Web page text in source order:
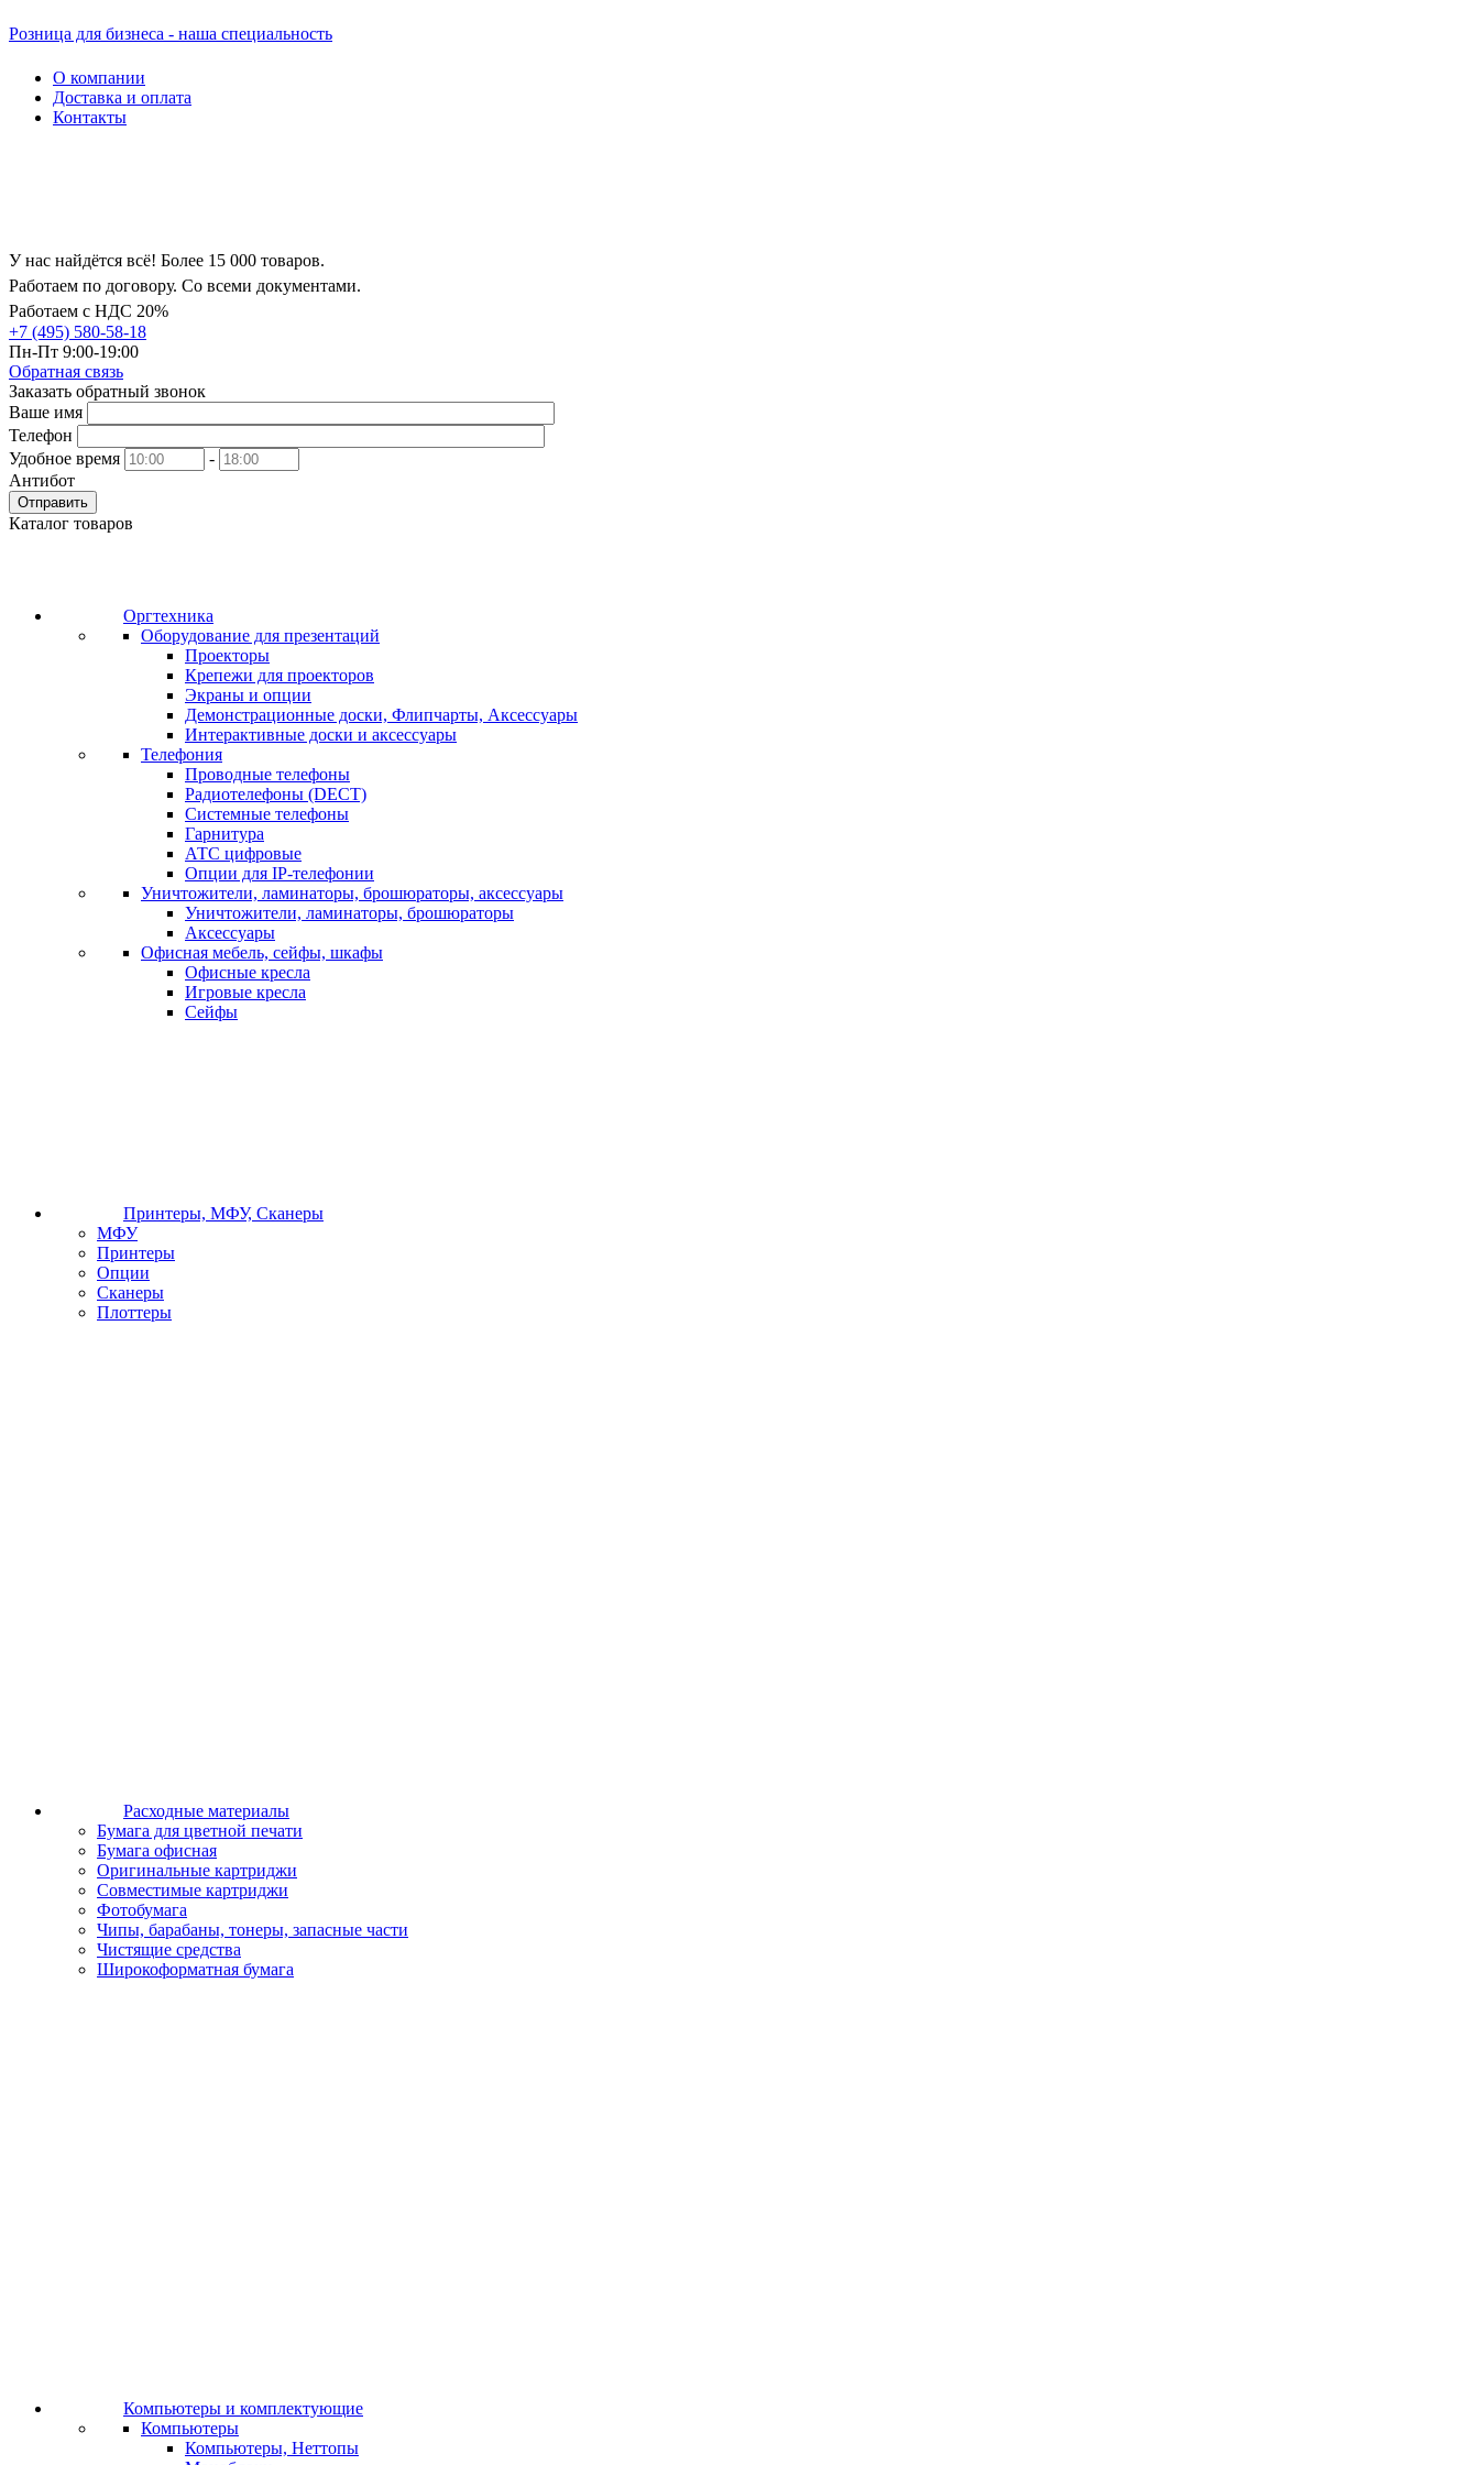
Розница для бизнеса - наша специальность
О компании
Доставка и оплата
Контакты
У нас найдётся всё! Более 15 000 товаров.
Работаем по договору. Со всеми документами.
Работаем с НДС 20%
+7 (495) 580-58-18
Пн-Пт 9:00-19:00
Обратная связь
Заказать обратный звонок
Ваше имя
Телефон
Удобное время
-
Антибот
Отправить
Каталог товаров
Оргтехника
Оборудование для презентаций
Проекторы
Крепежи для проекторов
Экраны и опции
Демонстрационные доски, Флипчарты, Аксессуары
Интерактивные доски и аксессуары
Телефония
Проводные телефоны
Радиотелефоны (DECT)
Системные телефоны
Гарнитура
АТС цифровые
Опции для IP-телефонии
Уничтожители, ламинаторы, брошюраторы, аксессуары
Уничтожители, ламинаторы, брошюраторы
Аксессуары
Офисная мебель, сейфы, шкафы
Офисные кресла
Игровые кресла
Сейфы
Принтеры, МФУ, Сканеры
МФУ
Принтеры
Опции
Сканеры
Плоттеры
Расходные материалы
Бумага для цветной печати
Бумага офисная
Оригинальные картриджи
Совместимые картриджи
Фотобумага
Чипы, барабаны, тонеры, запасные части
Чистящие средства
Широкоформатная бумага
Компьютеры и комплектующие
Компьютеры
Компьютеры, Неттопы